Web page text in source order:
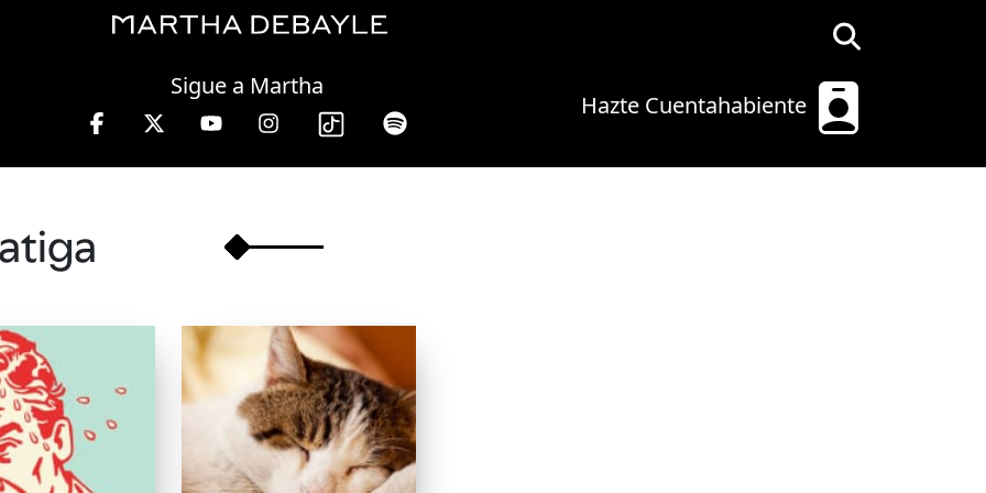
Hazte Cuentahabiente
Sigue a Martha
Debayle en W, lunes a viernes de 10 a 13 hrs.